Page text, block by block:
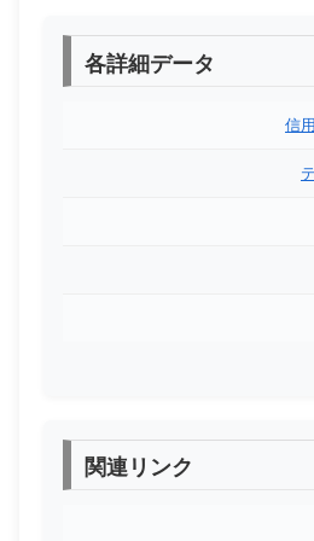
各詳細データ
信
関連リンク